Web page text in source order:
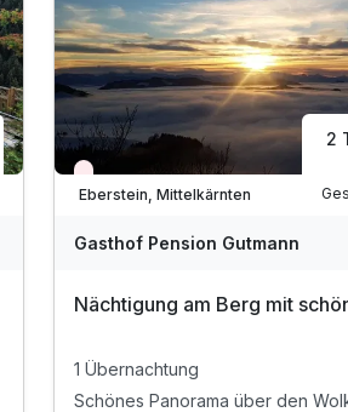
Nur noch Restplätze
Eberstein, Mittelkärnten
2
Gasthof Pension Gutmann
Nächtigung am Berg mit
1 Übernachtung
Schönes Panorama über den